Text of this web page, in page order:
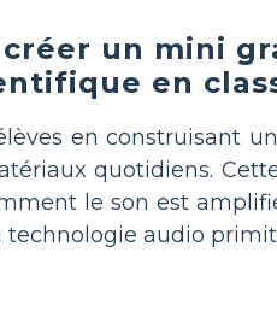
un mini
en
en construisant
quotidiens.
le son est
technologie audio